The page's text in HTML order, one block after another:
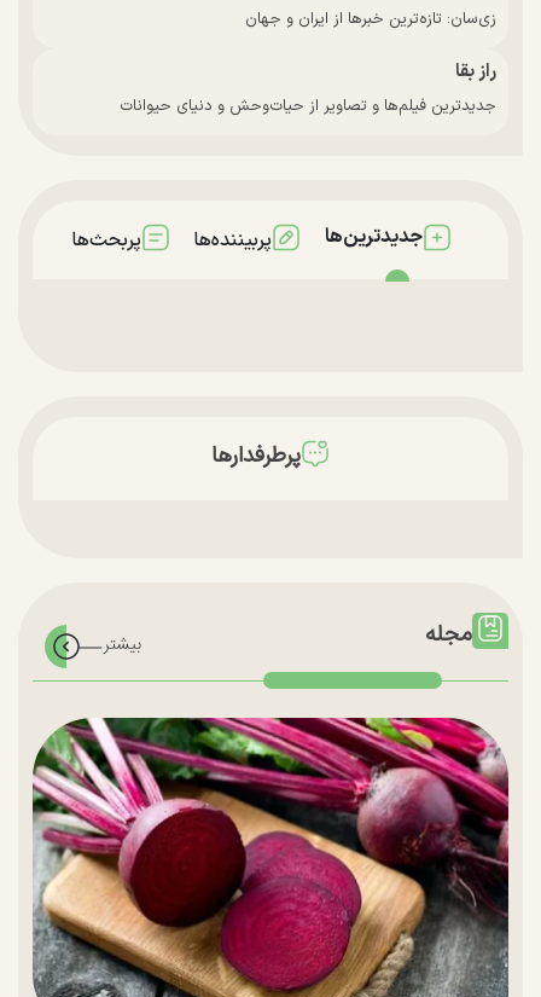
زی‌سان: تازه‌ترین خبرها از ایران و جهان
راز بقا
جدیدترین فیلم‌ها و تصاویر از حیات‌وحش و دنیای حیوانات
جدیدترین‌ها پربیننده‌ها پربحث‌ها
پرطرفدارها
مجله